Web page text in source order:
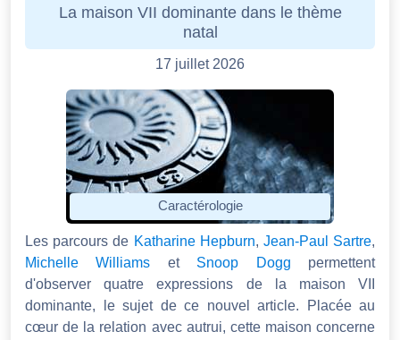
La maison VII dominante dans le thème
natal
17 juillet 2026
Caractérologie
Les parcours de Katharine Hepburn, Jean-Paul Sartre,
Michelle Williams et Snoop Dogg permettent
d'observer quatre expressions de la maison VII
dominante, le sujet de ce nouvel article. Placée au
cœur de la relation avec autrui, cette maison concerne